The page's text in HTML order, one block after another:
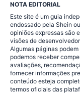
NOTA EDITORIAL
Este site é um guia
endossado pela Shein
opiniões expressas são
visões de
Algumas páginas
podemos receber
avaliações,
fornecer informações
conteúdo esteja
termos oficiais das